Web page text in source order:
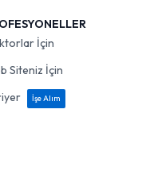
İçin
Siteniz İçin
İşe Alım